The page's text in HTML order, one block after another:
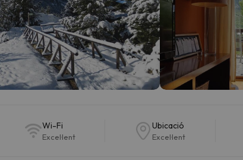
Wi-Fi
Excel·lent
Ubicació
Excel·lent